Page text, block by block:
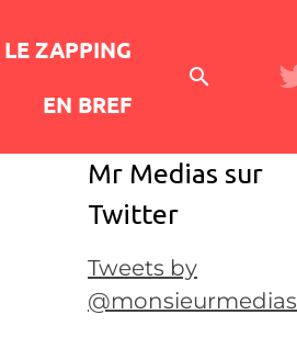
LE ZAPPING
EN BREF
Mr Medias sur
Twitter
Tweets by
@monsieurmedias